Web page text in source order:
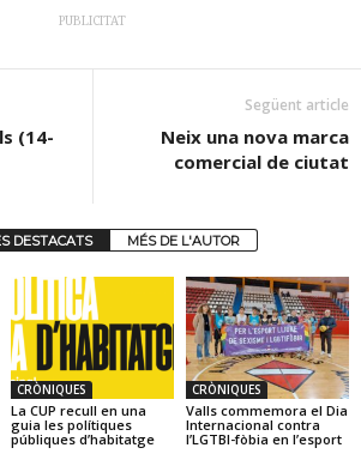
PUBLICITAT
(14-
Següent article
Neix una nova marca
comercial de ciutat
DESTACATS MÉS DE L'AUTOR
CRÒNIQUES
La CUP recull en una
guia les polítiques
públiques d’habitatge
CRÒNIQUES
Valls commemora el Dia
Internacional contra
l’LGTBI-fòbia en l’esport